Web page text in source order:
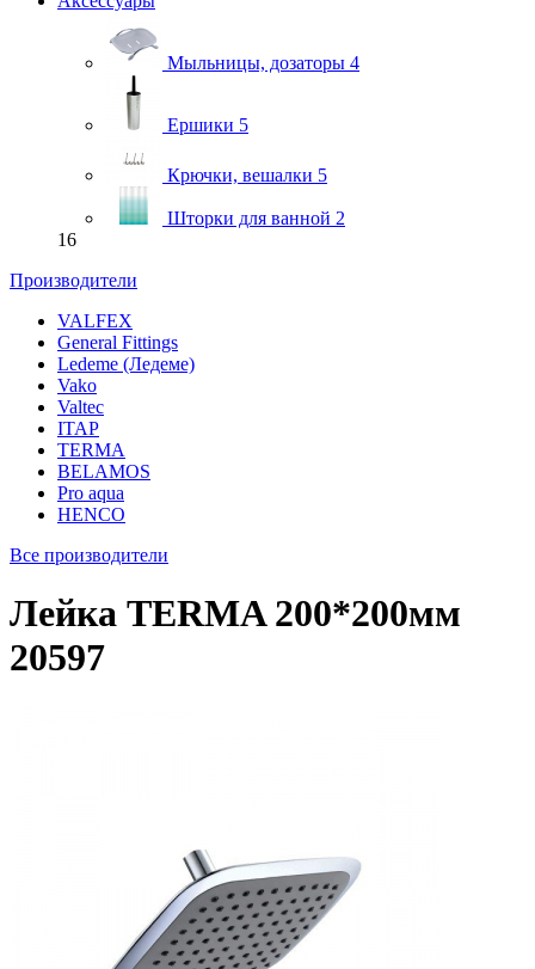
Мыльницы, дозаторы 4
Ершики 5
Крючки, вешалки 5
Шторки для ванной 2
16
Производители
VALFEX
General Fittings
Ledeme (Ледеме)
Vako
Valtec
ITAP
TERMA
BELAMOS
Pro aqua
HENCO
Все производители
Лейка TERMA 200*200мм
20597